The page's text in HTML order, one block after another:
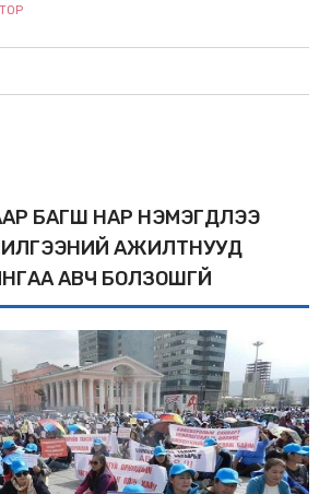
БАГШ НАР НЭМЭГДЛЭЭ
АЖИЛТНУУД
АВЧ БОЛЗОШГҮЙ